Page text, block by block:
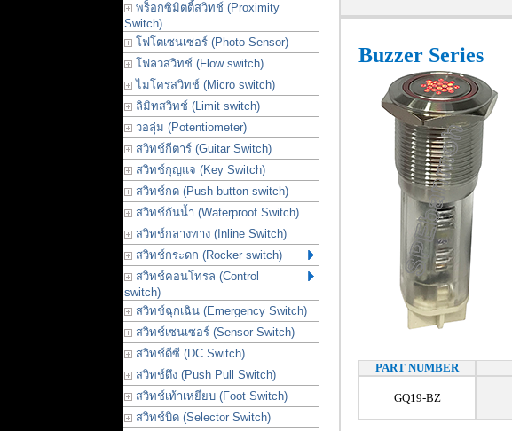
พร็อกซิมิตตี้สวิทช์ (Proximity
Switch)
โฟโตเซนเซอร์ (Photo Sensor)
โฟลวสวิทช์ (Flow switch)
ไมโครสวิทช์ (Micro switch)
ลิมิทสวิทช์ (Limit switch)
วอลุ่ม (Potentiometer)
สวิทช์กีตาร์ (Guitar Switch)
สวิทช์กุญแจ (Key Switch)
สวิทช์กด (Push button switch)
สวิทช์กันน้ำ (Waterproof Switch)
สวิทช์กลางทาง (Inline Switch)
สวิทช์กระดก (Rocker switch)
สวิทช์คอนโทรล (Control
switch)
สวิทช์ฉุกเฉิน (Emergency Switch)
สวิทช์เซนเซอร์ (Sensor Switch)
สวิทช์ดีซี (DC Switch)
สวิทช์ดึง (Push Pull Switch)
สวิทช์เท้าเหยียบ (Foot Switch)
สวิทช์บิด (Selector Switch)
Buzzer Series
PART NUMBER
GQ19-BZ